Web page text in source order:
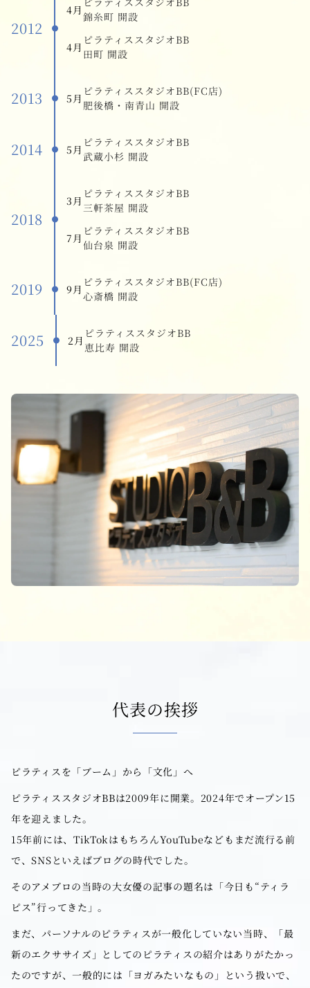
2012
4月
錦糸町 開設
4月
ピラティススタジオBB
田町 開設
2013 5月
ピラティススタジオBB(FC店)
肥後橋・南青山 開設
2014 5月
ピラティススタジオBB
武蔵小杉 開設
2018
3月
ピラティススタジオBB
三軒茶屋 開設
7月
ピラティススタジオBB
仙台泉 開設
2019 9月
ピラティススタジオBB(FC店)
心斎橋 開設
2025 2月
ピラティススタジオBB
恵比寿 開設
代表の挨拶
ピラティスを「ブーム」から「文化」へ
ピラティススタジオBBは2009年に開業。2024年でオープン15
年を迎えました。
15年前には、TikTokはもちろんYouTubeなどもまだ流行る前
で、SNSといえばブログの時代でした。
そのアメブロの当時の大女優の記事の題名は「今日も“ティラ
ピス”行ってきた」。
まだ、パーソナルのピラティスが一般化していない当時、「最
新のエクササイズ」としてのピラティスの紹介はありがたかっ
たのですが、一般的には「ヨガみたいなもの」という扱いで、